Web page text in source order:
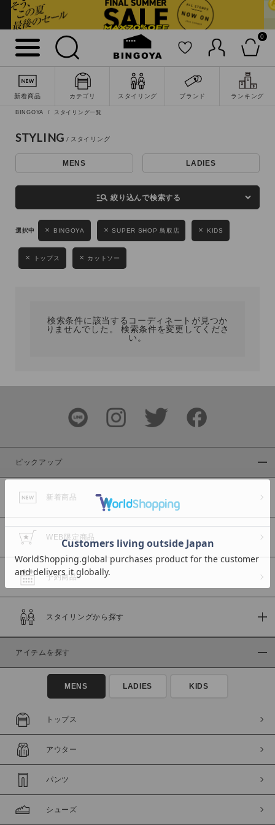
0
新着商品 カテゴリ スタイリング ブランド ランキング
詳細検索
キーワード
性別
MENS LADIES KIDS
ブランド
カラー
商品タイプ
通常商品
セール価格
在庫
在庫あり
BINGOYA スタイリング一覧
STYLING
MENS LADIES
manage_search 絞り込んで検索する
BINGOYA SUPER SHOP 鳥取店 KIDS
トップス カットソー
検索条件に該当するコーディネートが見つか
りませんでした。 検索条件を変更してくださ
い。
ピックアップ
新着商品
WEB限定商品
予約商品
スタイリングから探す
アイテムを探す
MENS LADIES KIDS
トップス
アウター
パンツ
シューズ